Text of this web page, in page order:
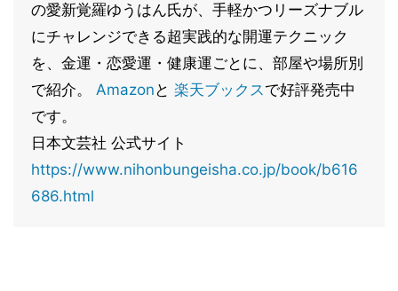
の愛新覚羅ゆうはん氏が、手軽かつリーズナブル
にチャレンジできる超実践的な開運テクニック
を、金運・恋愛運・健康運ごとに、部屋や場所別
で紹介。 Amazon と 楽天ブックスで好評発売中
です。
日本文芸社 公式サイト
https://www.nihonbungeisha.co.jp/book/b616
686.html